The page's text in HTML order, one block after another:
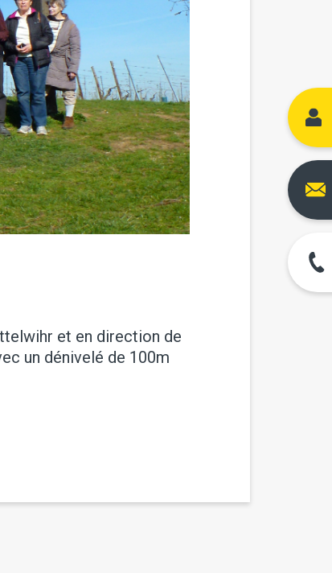
et en direction de
un dénivelé de 100m